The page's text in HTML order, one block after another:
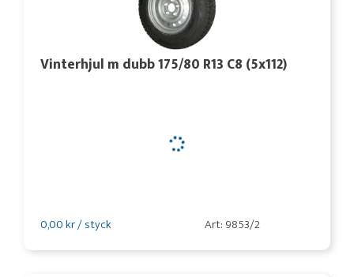
Vinterhjul m dubb 175/80 R13 C8 (5x112)
0,00 kr / styck Art: 9853/2